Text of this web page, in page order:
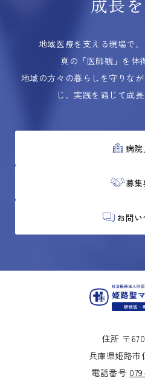
成長
地域医療を支える現場で、
真の「医師観」を体
地域の方々の暮らしを守りな
じ、実践を通じて成
病
募
お問
住所 〒
兵庫県姫路市
電話番号